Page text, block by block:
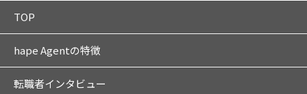
TOP
hape Agentの特徴
転職者インタビュー